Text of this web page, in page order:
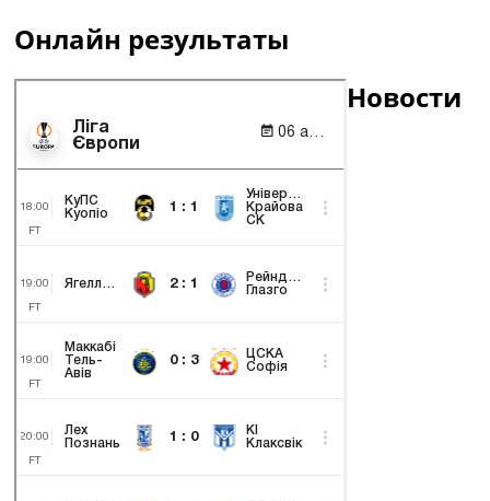
Онлайн результаты
Новости